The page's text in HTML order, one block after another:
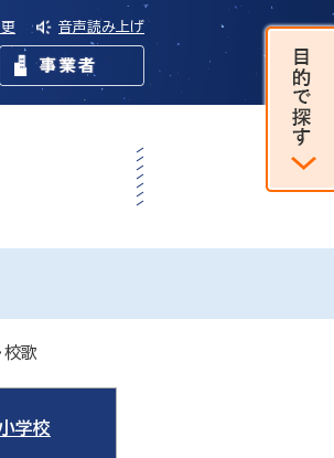
更 音声読み上げ
校歌
学校